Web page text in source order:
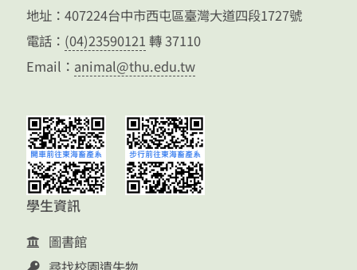
地址：407224台中市西屯區臺灣大道四段1727號
電話： (04)23590121 轉 37110
Email： animal@thu.edu.tw
學生資訊
圖書館